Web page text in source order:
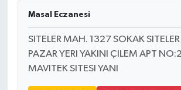
Masal Eczanesi
SITELER MAH. 1327 SOKAK SITELER
PAZAR YERI YAKINI ÇILEM APT
MAVITEK SITESI YANI